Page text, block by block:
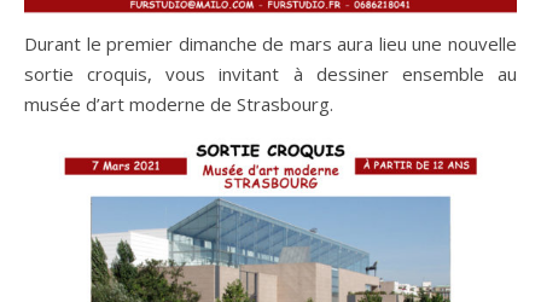
Durant le premier dimanche de mars aura lieu une nouvelle
sortie croquis, vous invitant à dessiner ensemble au
musée d’art moderne de Strasbourg.